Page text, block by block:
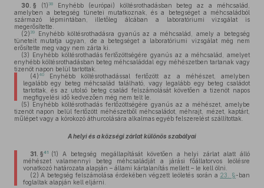
30. § (1) 38Enyhébb (európai) költésrothadásban beteg az a méhcsalád,
amelyben a betegség tünetei mutatkoznak, és a betegséget a méhcsaládból
származó lépmintában, illetőleg álcában a laboratóriumi vizsgálat is
megerősítette.
(2) 39
Enyhébb költésrothadásra gyanús az a méhcsalád, amely a betegség
tüneteit mutatja ugyan, de a betegséget a laboratóriumi vizsgálat még nem
erősítette meg vagy nem zárta ki.
(3) Enyhébb költésrothadás fertőzöttségére gyanús az a méhcsalád, amelyet
enyhébb költésrothadásban beteg méhcsaláddal egy méhészetben tartanak vagy
tizenöt napon belül tartottak.
(4)40Enyhébb költésrothadással fertőzött az a méhészet, amelyben
legalább egy beteg méhcsalád található, vagy legalább egy beteg családot
tartottak, és az utolsó beteg család felszámolását követően a tizenöt napos
megfigyelési idő kedvezően még nem telt le.
(5) Enyhébb költésrothadás fertőzöttségére gyanús az a méhészet, amelybe
tizenöt napon belül fertőzött méhészetből méhcsaládot, méhrajt, mézet, kaptárt,
műlépet vagy a kórokozó áthurcolására alkalmas egyéb felszerelést szállítottak.
A helyi és a községi zárlat különös szabályai
31. §41 (1)
A betegség megállapítását követően a helyi zárlat alatt álló
méhészet valamennyi beteg méhcsaládját a járási főállatorvos leölésre
vonatkozó határozata alapján – állami kártalanítás mellett – le kell ölni.
(2) A betegség felszámolása érdekében végzett leöletés során a 23. §-ban
foglaltak alapján kell eljárni.